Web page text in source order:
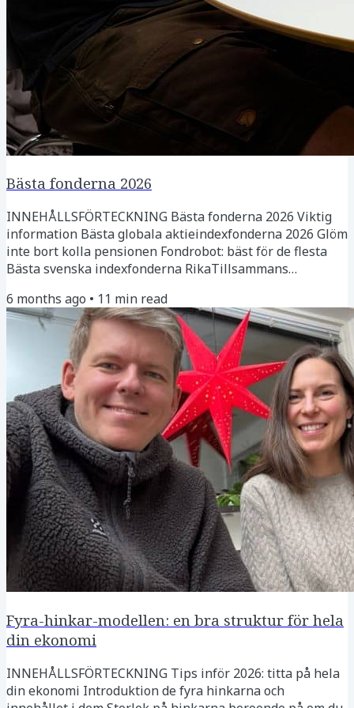
Bästa fonderna 2026
INNEHÅLLSFÖRTECKNING Bästa fonderna 2026 Viktig
information Bästa globala aktieindexfonderna 2026 Glöm
inte bort kolla pensionen Fondrobot: bäst för de flesta
Bästa svenska indexfonderna RikaTillsammans
communityn De bästa räntefonderna 2026 Slutord Bästa
fonderna 2026 I början av varje år uppdaterar vi och
communityn listan med de bästa fonderna. Om du har
följt oss länge, blir det få nyheter - vilket är hela
poängen i ett klokt sparande...
6 months ago • 11 min read
Fyra-hinkar-modellen: en bra struktur för hela
din ekonomi
INNEHÅLLSFÖRTECKNING Tips inför 2026: titta på hela
din ekonomi Introduktion de fyra hinkarna och